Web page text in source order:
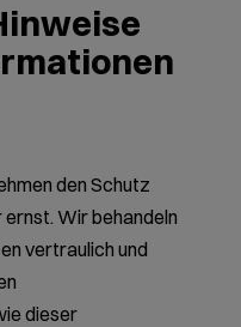
den Schutz
Wir behandeln
vertraulich und
dieser